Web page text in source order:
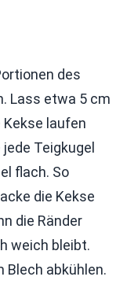
des
Lass etwa 5 cm
Kekse laufen
Teigkugel
flach. So
die Kekse
die Ränder
weich bleibt.
Blech abkühlen.